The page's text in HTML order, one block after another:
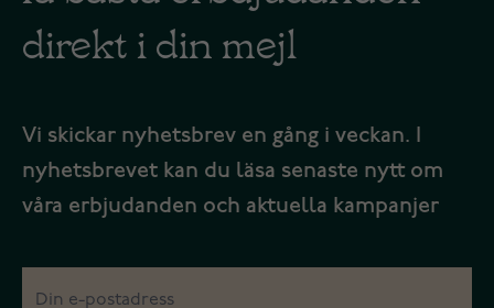
direkt i din mejl
Vi skickar nyhetsbrev en gång i veckan. I
nyhetsbrevet kan du läsa senaste nytt om
våra erbjudanden och aktuella kampanjer